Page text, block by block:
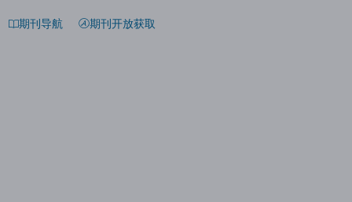
期刊导航 期刊开放获取